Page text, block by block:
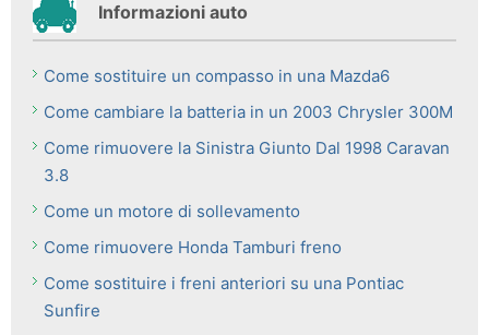
Informazioni auto
Come sostituire un compasso in una Mazda6
Come cambiare la batteria in un 2003 Chrysler 300M
Come rimuovere la Sinistra Giunto Dal 1998 Caravan
3.8
Come un motore di sollevamento
Come rimuovere Honda Tamburi freno
Come sostituire i freni anteriori su una Pontiac
Sunfire